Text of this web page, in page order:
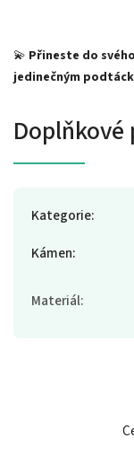
💫 Přineste do
jedinečným
Kategorie:
Kámen:
Materiál: